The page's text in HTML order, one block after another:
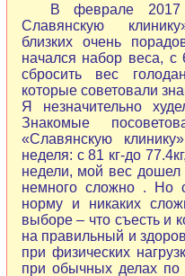
В феврале
Славянскую
близких очень
начался набор веса, с
сбросить вес
которые советовали
Я незначительно
Знакомые
«Славянскую
неделя: с 81 кг-до
недели, мой вес
немного сложно . Но
норму и никаких
выборе – что съесть и
на правильный и
при физических
при обычных делах